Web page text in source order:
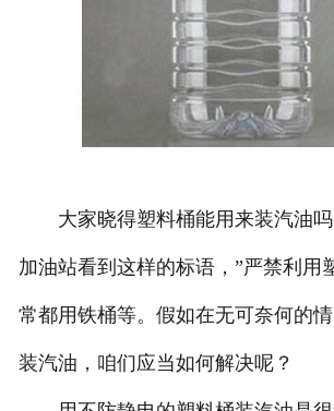
大家晓得塑料桶能用来装汽油吗
加油站看到这样的标语，”严禁利用
常都用铁桶等。假如在无可奈何的
装汽油，咱们应当如何解决呢？